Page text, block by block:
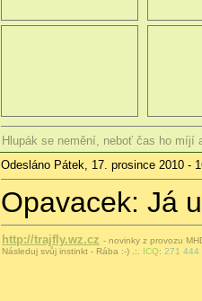
Hlupák se nemění, neboť čas ho míjí
Odesláno Pátek, 17. prosince 2010 -
Opavacek: Já
http://trajfly.wz.cz - novinky z provozu
Následuj svůj instinkt - Rába :-) . :. ICQ: 271 444